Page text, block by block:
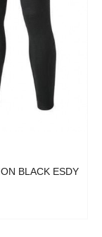
BLACK ESDY